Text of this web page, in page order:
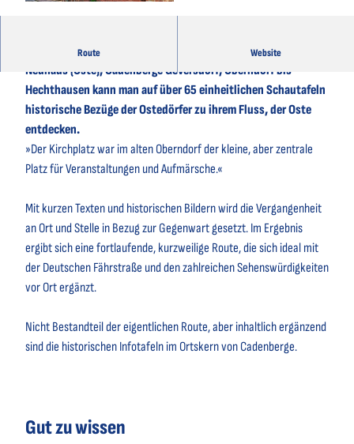
Route Website
Entlang der historischen Ostedeichroute von Belum über
Neuhaus (Oste), Cadenberge Geversdorf, Oberndorf bis
Hechthausen kann man auf über 65 einheitlichen Schautafeln
historische Bezüge der Ostedörfer zu ihrem Fluss, der Oste
entdecken.
»Der Kirchplatz war im alten Oberndorf der kleine, aber zentrale
Platz für Veranstaltungen und Aufmärsche.«
Mit kurzen Texten und historischen Bildern wird die Vergangenheit
an Ort und Stelle in Bezug zur Gegenwart gesetzt. Im Ergebnis
ergibt sich eine fortlaufende, kurzweilige Route, die sich ideal mit
der Deutschen Fährstraße und den zahlreichen Sehenswürdigkeiten
vor Ort ergänzt.
Nicht Bestandteil der eigentlichen Route, aber inhaltlich ergänzend
sind die historischen Infotafeln im Ortskern von Cadenberge.
Gut zu wissen